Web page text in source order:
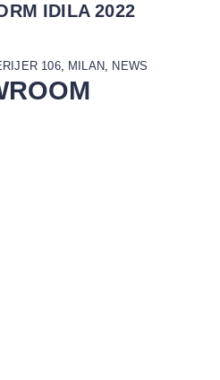
IDILA 2022
106, MILAN, NEWS